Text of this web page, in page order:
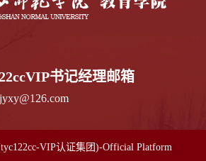
书记经理邮箱
VIP认证集团)-Official Platform